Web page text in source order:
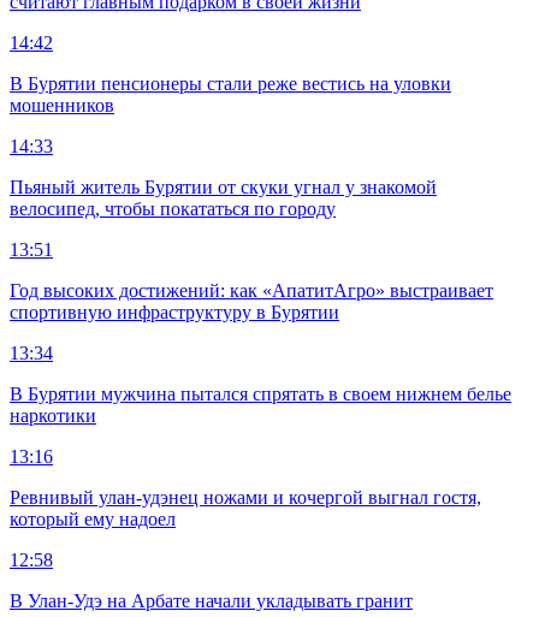
14:42
В Бурятии пенсионеры стали реже вестись на уловки
мошенников
14:33
Пьяный житель Бурятии от скуки угнал у знакомой
велосипед, чтобы покататься по городу
13:51
Год высоких достижений: как «АпатитАгро» выстраивает
спортивную инфраструктуру в Бурятии
13:34
В Бурятии мужчина пытался спрятать в своем нижнем белье
наркотики
13:16
Ревнивый улан-удэнец ножами и кочергой выгнал гостя,
который ему надоел
12:58
В Улан-Удэ на Арбате начали укладывать гранит